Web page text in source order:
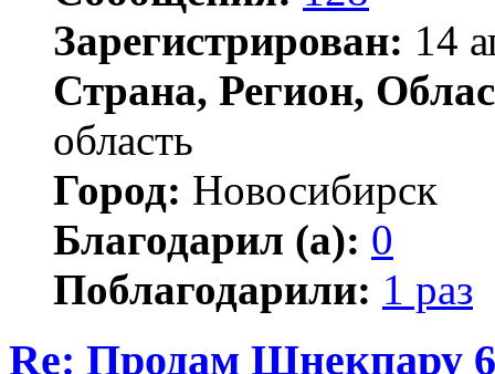
Зарегистрирован: 14
Страна, Регион,
область
Город: Новосибирск
Благодарил (а): 0
Поблагодарили: 1 раз
Re: Продам Шнекпару